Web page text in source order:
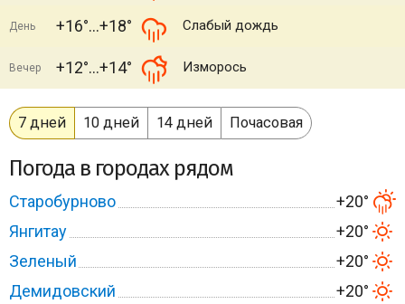
День +16° +18° Слабый дождь
Вечер +12° +14° Изморось
7 дней 10 дней 14 дней Почасовая
Погода в городах рядом
Старобурново
+20°
Янгитау
+20°
Зеленый
+20°
Демидовский
+20°